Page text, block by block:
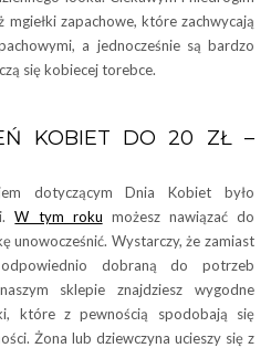
zapachowe, które zachwycają
a jednocześnie są bardzo
się kobiecej torebce.
KOBIET DO 20 ZŁ –
dotyczącym Dnia Kobiet było
W tym roku możesz nawiązać do
unowocześnić. Wystarczy, że zamiast
dobraną do potrzeb
sklepie znajdziesz wygodne
które z pewnością spodobają się
Żona lub dziewczyna ucieszy się z